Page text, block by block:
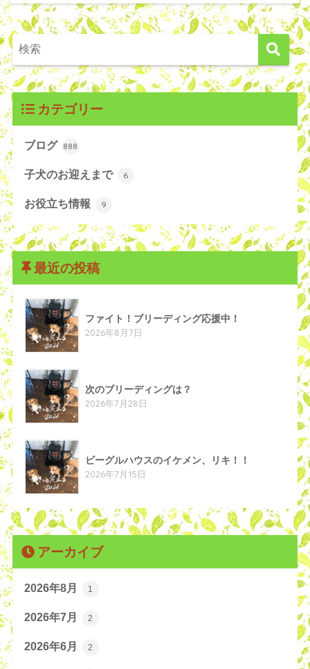
カテゴリー
ブログ 888
子犬のお迎えまで 6
お役立ち情報 9
最近の投稿
ファイト！ブリーディング応援中！
2026年8月7日
次のブリーディングは？
2026年7月28日
ビーグルハウスのイケメン、リキ！！
2026年7月15日
アーカイブ
2026年8月 1
2026年7月 2
2026年6月 2